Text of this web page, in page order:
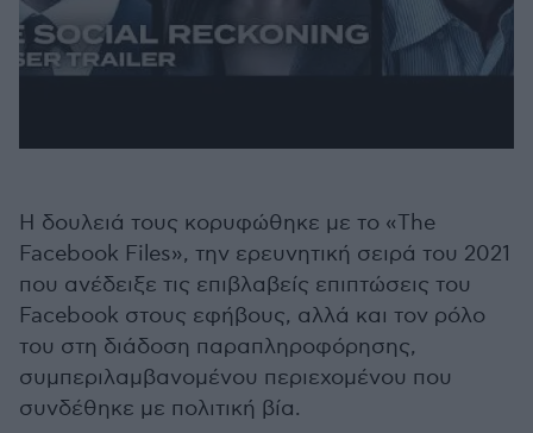
Η δουλειά τους κορυφώθηκε με το «The
Facebook Files», την ερευνητική σειρά του 2021
που ανέδειξε τις επιβλαβείς επιπτώσεις του
Facebook στους εφήβους, αλλά και τον ρόλο
του στη διάδοση παραπληροφόρησης,
συμπεριλαμβανομένου περιεχομένου που
συνδέθηκε με πολιτική βία.